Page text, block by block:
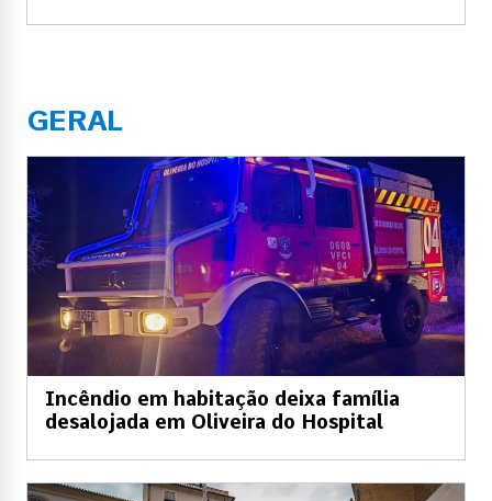
GERAL
Incêndio em habitação deixa família
desalojada em Oliveira do Hospital